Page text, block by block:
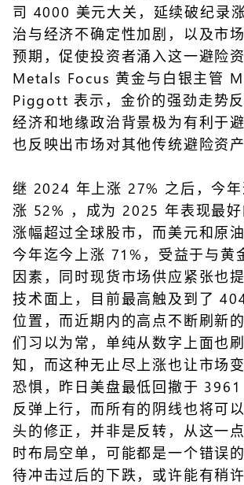
司 4000 美元大关，延续破纪录
治与经济不确定性加剧，以及市
预期，促使投资者涌入这一避险
Metals Focus 黄金与 白银主管
Piggott 表示，金价的强劲走势
经济和地缘政治背景极为有利于
也反映出市场对其他传统避险资
继 2024 年上涨 27% 之后，今年
涨 52% ，成为 2025 年表现最好
涨幅超过全球股市，而美元和原
今年迄今上涨 71%，受益于与黄
因素，同时现货市场供应紧张也
技术面上，目前最高触及到了
位置，而近期内的高点不断刷新
们习以为常，单纯从数字上面也
知，而这种无止尽上涨也让市场
恐惧，昨日美盘最低回撤于
反弹上行，而所有的阴线也将可
头的修正，并非是反转，从这一
时布局空单，可能都是一个错误
待冲击过后的下跌，或许能有稍